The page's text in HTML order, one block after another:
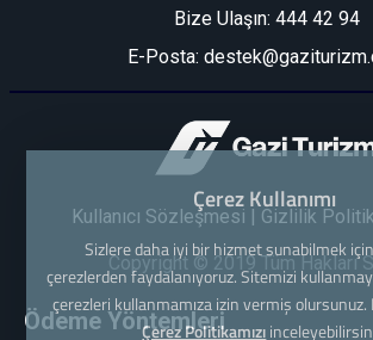
Bize Ulaşın: 444 42 94
E-Posta:
Kullanıcı Sözleşmesi | Gizlilik
Copyright © 2019 Tüm Hakları
Ödeme Yöntemleri
Çerez Kullanımı
Sizlere daha iyi bir hizmet sunabilmek
çerezlerden faydalanıyoruz. Sitemizi
çerezleri kullanmamıza izin vermiş olursunuz.
Çerez Politikamızı